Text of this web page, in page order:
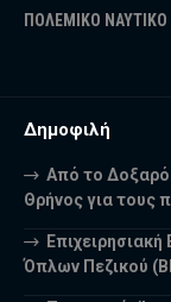
ΠΟΛΕΜΙΚΟ ΝΑΥΤΙΚΟ
Δημοφιλή
Από το Δοξαρό
Θρήνος για τους
Όπλων Πεζικού